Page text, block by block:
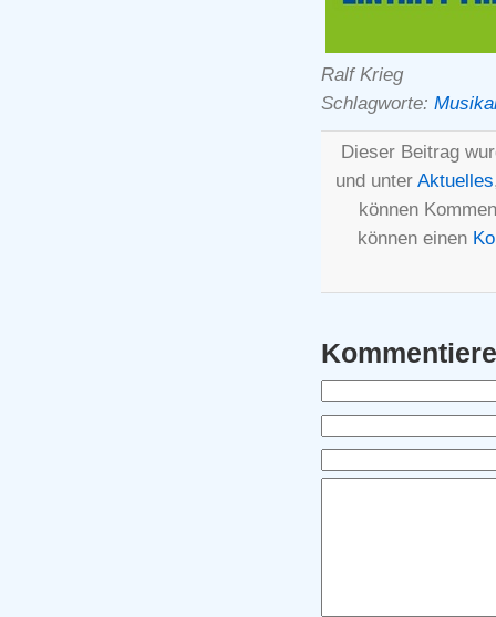
Ralf Krieg
Schlagworte:
Dieser Beitrag
und unter Aktuelles
können
können einen